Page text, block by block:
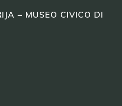
– MUSEO CIVICO DI